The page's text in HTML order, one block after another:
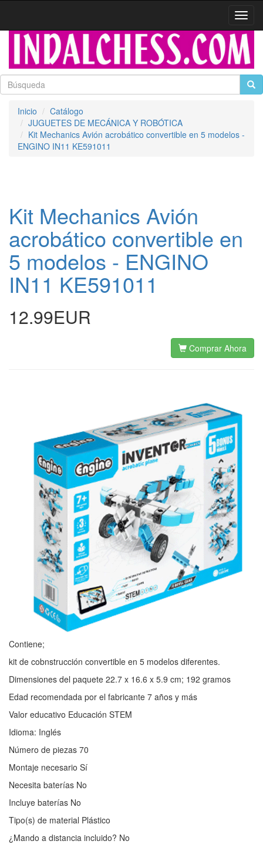
Inicio
Catálogo
JUGUETES DE MECÁNICA Y ROBÓTICA
Kit Mechanics Avión acrobático convertible en 5 modelos -
ENGINO IN11 KE591011
Kit Mechanics Avión
acrobático convertible en
5 modelos - ENGINO
IN11 KE591011
12.99EUR
Comprar Ahora
Contiene;
kit de cobnstrucción convertible en 5 modelos diferentes.
Dimensiones del paquete ‎22.7 x 16.6 x 5.9 cm; 192 gramos
Edad recomendada por el fabricante ‎7 años y más
Valor educativo ‎Educación STEM
Idioma: ‎Inglés
Número de piezas ‎70
Montaje necesario ‎Sí
Necesita baterías ‎No
Incluye baterías ‎No
Tipo(s) de material ‎Plástico
¿Mando a distancia incluido? ‎No